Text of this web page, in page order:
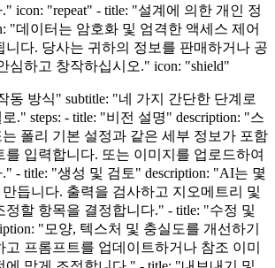
icon: "repeat" - title: "설계에 의한 개인 정
"데이터는 암호화 및 엄격한 액세스 제어
니다. 당사는 귀하의 정보를 판매하거나 공
심하고 창작하십시오." icon: "shield"
동 방식" subtitle: "네 가지 간단한 단계로
." steps: - title: "비전 설명" description: "스
폴리 기본 설정과 같은 세부 정보가 포함
를 입력합니다. 또는 이미지를 업로드하여
- title: "생성 및 검토" description: "AI는 몇
듭니다. 출력을 검사하고 지오메트리 및
정할 항목을 결정합니다." - title: "수정 및
"모양, 텍스처 및 충실도를 개선하기
프롬프트를 업데이트하거나 참조 이미